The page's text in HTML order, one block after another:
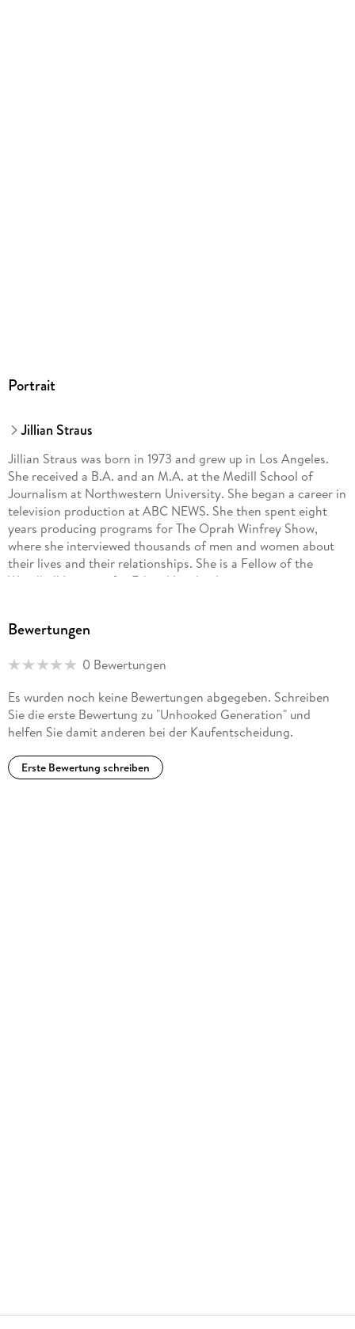
Portrait
Jillian Straus
Jillian Straus was born in 1973 and grew up in Los Angeles.
She received a B.A. and an M.A. at the Medill School of
Journalism at Northwestern University. She began a career in
television production at ABC NEWS. She then spent eight
years producing programs for The Oprah Winfrey Show,
where she interviewed thousands of men and women about
their lives and their relationships. She is a Fellow of the
Woodhull Institute for Ethical Leadership, training young
Bewertungen
0 Bewertungen
Es wurden noch keine Bewertungen abgegeben. Schreiben
Sie die erste Bewertung zu "Unhooked Generation" und
helfen Sie damit anderen bei der Kaufentscheidung.
Erste Bewertung schreiben